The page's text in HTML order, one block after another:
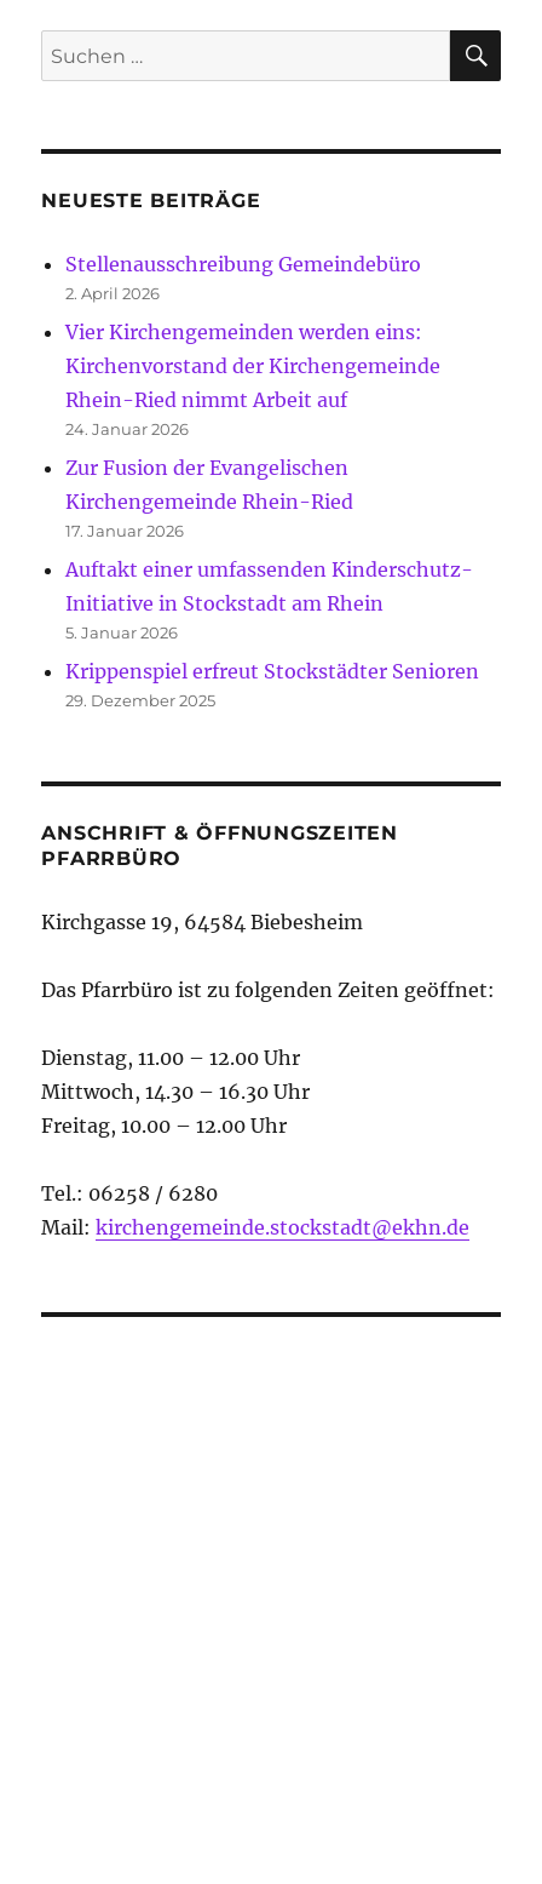
Suche
nach:
NEUESTE BEITRÄGE
Stellenausschreibung Gemeindebüro
2. April 2026
Vier Kirchengemeinden werden eins:
Kirchenvorstand der Kirchengemeinde
Rhein-Ried nimmt Arbeit auf
24. Januar 2026
Zur Fusion der Evangelischen
Kirchengemeinde Rhein-Ried
17. Januar 2026
Auftakt einer umfassenden Kinderschutz-
Initiative in Stockstadt am Rhein
5. Januar 2026
Krippenspiel erfreut Stockstädter Senioren
29. Dezember 2025
ANSCHRIFT & ÖFFNUNGSZEITEN
PFARRBÜRO
Kirchgasse 19, 64584 Biebesheim
Das Pfarrbüro ist zu folgenden Zeiten geöffnet:
Dienstag, 11.00 – 12.00 Uhr
Mittwoch, 14.30 – 16.30 Uhr
Freitag, 10.00 – 12.00 Uhr
Tel.: 06258 / 6280
Mail:kirchengemeinde.stockstadt@ekhn.de